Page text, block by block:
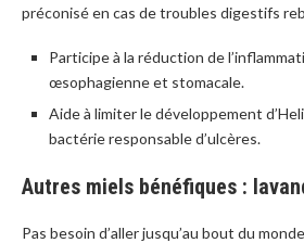
préconisé en cas de troubles digestifs
Participe à la réduction de
œsophagienne et stomacale.
Aide à limiter le développement
bactérie responsable d’ulcères.
Autres miels bénéfiques :
Pas besoin d’aller jusqu’au bout du